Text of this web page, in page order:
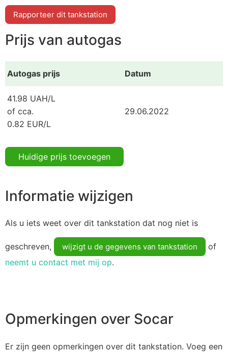
Rapporteer dit tankstation
Prijs van autogas
Autogas prijs Datum
41.98 UAH/L
of cca.
0.82 EUR/L
29.06.2022
Huidige prijs toevoegen
Informatie wijzigen
Als u iets weet over dit tankstation dat nog niet is
geschreven, wijzigt u de gegevens van tankstation
of
neemt u contact met mij op.
Opmerkingen over Socar
Er zijn geen opmerkingen over dit tankstation. Voeg een